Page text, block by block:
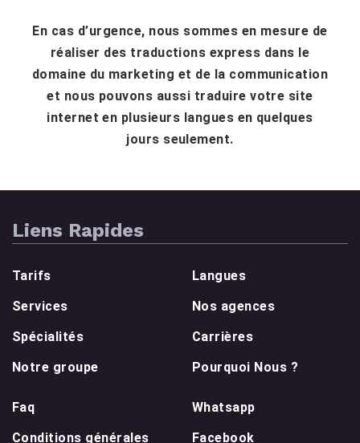
En cas d’urgence, nous sommes en mesure de
réaliser des traductions express dans le
domaine du marketing et de la communication
et nous pouvons aussi traduire votre site
internet en plusieurs langues en quelques
jours seulement.
Liens Rapides
Tarifs
Services
Spécialités
Notre groupe
Langues
Nos agences
Carrières
Pourquoi Nous ?
Faq
Conditions générales
Whatsapp
Facebook